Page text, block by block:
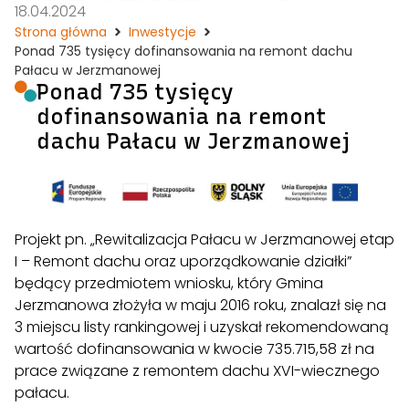
18.04.2024
Strona główna
Inwestycje
Ponad 735 tysięcy dofinansowania na remont dachu
Pałacu w Jerzmanowej
Ponad 735 tysięcy
dofinansowania na remont
dachu Pałacu w Jerzmanowej
Projekt pn. „Rewitalizacja Pałacu w Jerzmanowej etap
I – Remont dachu oraz uporządkowanie działki”
będący przedmiotem wniosku, który Gmina
Jerzmanowa złożyła w maju 2016 roku, znalazł się na
3 miejscu listy rankingowej i uzyskał rekomendowaną
wartość dofinansowania w kwocie 735.715,58 zł na
prace związane z remontem dachu XVI-wiecznego
pałacu.